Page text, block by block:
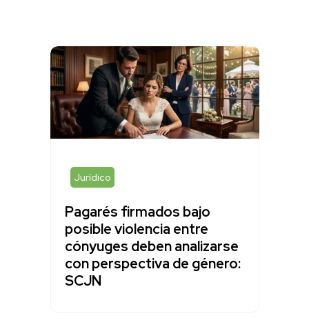
Jurídico
Pagarés firmados bajo
posible violencia entre
cónyuges deben analizarse
con perspectiva de género:
SCJN